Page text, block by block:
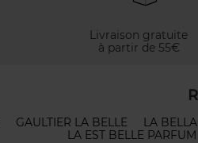
Livraison gratuite
à partir de 55€
GAULTIER LA BELLE LA
LA EST BELLE PARFUM